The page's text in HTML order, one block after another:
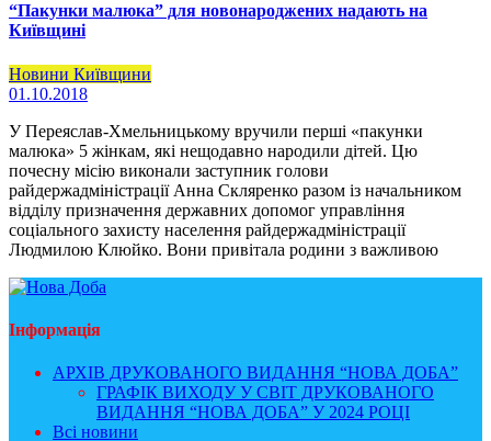
“Пакунки малюка” для новонароджених надають на
Київщині
Новини Київщини
01.10.2018
У Переяслав-Хмельницькому вручили перші «пакунки
малюка» 5 жінкам, які нещодавно народили дітей. Цю
почесну місію виконали заступник голови
райдержадміністрації Анна Скляренко разом із начальником
відділу призначення державних допомог управління
соціального захисту населення райдержадміністрації
Людмилою Клюйко. Вони привітала родини з важливою
Інформація
АРХІВ ДРУКОВАНОГО ВИДАННЯ “НОВА ДОБА”
ГРАФІК ВИХОДУ У СВІТ ДРУКОВАНОГО
ВИДАННЯ “НОВА ДОБА” У 2024 РОЦІ
Всі новини